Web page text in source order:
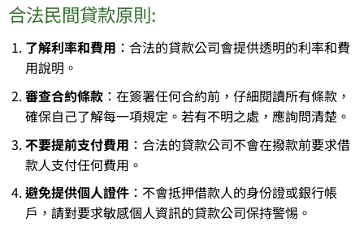
合法民間貸款原則:
了解利率和費用 ：合法的貸款公司會提供透明的利率和費
用說明。
審查合約條款：在簽署任何合約前，仔細閱讀所有條款，
確保自己了解每一項規定。若有不明之處，應詢問清楚。
不要提前支付費用 ：合法的貸款公司不會在撥款前要求借
款人支付任何費用。
避免提供個人證件：不會抵押借款人的身份證或銀行帳
戶，請對要求敏感個人資訊的貸款公司保持警惕。